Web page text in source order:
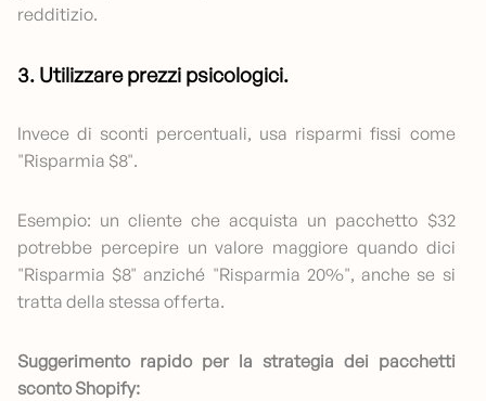
redditizio.
3. Utilizzare prezzi psicologici.
Invece di sconti percentuali, usa risparmi fissi come
"Risparmia $8".
Esempio: un cliente che acquista un pacchetto $32
potrebbe percepire un valore maggiore quando dici
"Risparmia $8" anziché "Risparmia 20%", anche se si
tratta della stessa offerta.
Suggerimento rapido per la strategia dei pacchetti
sconto Shopify: